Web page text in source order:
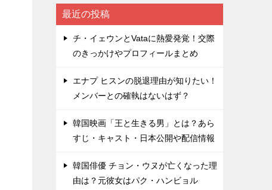
最近の投稿
チ・イェウンとVataに熱愛発覚！交際
のきっかけやプロフィールまとめ
エナプ ヒスンの脱退理由が知りたい！
メンバーとの確執はないはず？
韓国映画「王と生きる男」とは？あら
すじ・キャスト・日本公開や配信情報
韓国俳優 チョン・ウヌが亡くなった理
由は？元彼女はパク・ハンビョル